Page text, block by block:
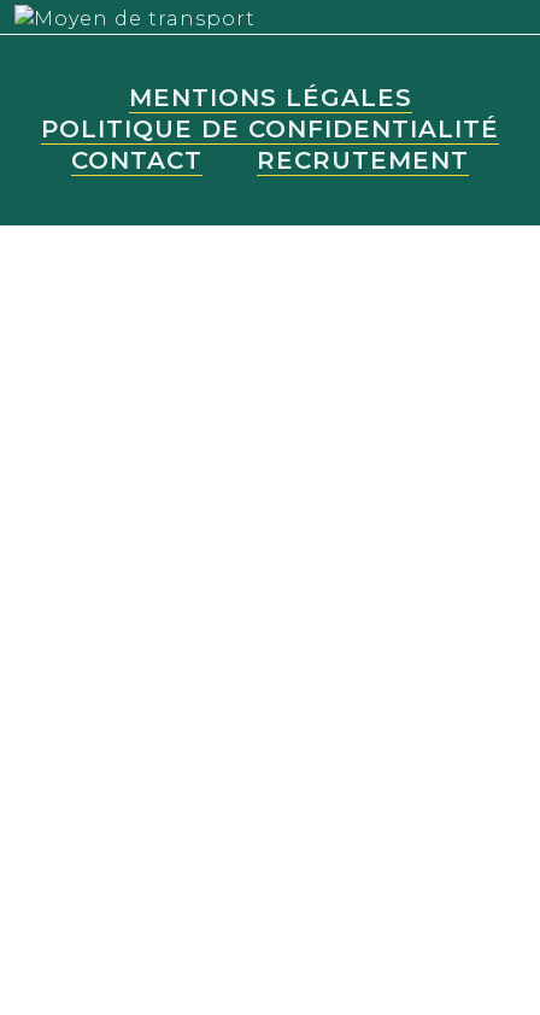
MENTIONS LÉGALES
POLITIQUE DE CONFIDENTIALITÉ
CONTACT
RECRUTEMENT